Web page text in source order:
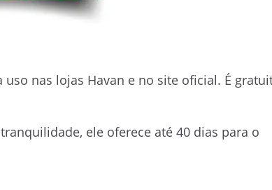
nas lojas Havan e no site oficial. É
ele oferece até 40 dias para o